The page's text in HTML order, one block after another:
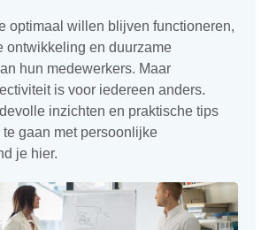
optimaal willen blijven functioneren,
ontwikkeling en duurzame
hun medewerkers. Maar
is voor iedereen anders.
inzichten en praktische tips
gaan met persoonlijke
je hier.